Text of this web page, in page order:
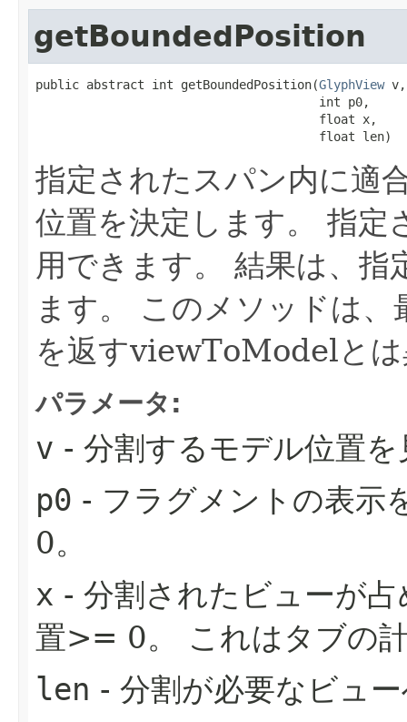
getBoundedPosition
public abstract int getBoundedPosition​(GlyphView v,
                                       int p0,
                                       float x,
                                       float len)
指定されたスパン内に適
位置を決定します。
指定
用できます。
結果は、指
ます。
このメソッドは、
を返すviewToModelとは
パラメータ:
v - 分割するモデル位置
p0 - フラグメントの表示
0。
x - 分割されたビューが
置>= 0。
これはタブの
len - 分割が必要なビュ